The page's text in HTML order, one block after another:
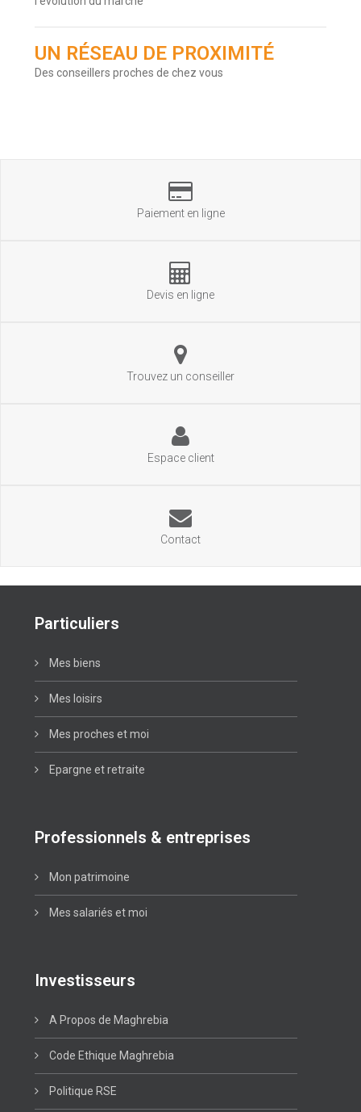
UN RÉSEAU DE PROXIMITÉ
Des conseillers proches de chez vous
Paiement en ligne
Devis en ligne
Trouvez un conseiller
Espace client
Contact
Particuliers
Mes biens
Mes loisirs
Mes proches et moi
Epargne et retraite
Professionnels & entreprises
Mon patrimoine
Mes salariés et moi
Investisseurs
A Propos de Maghrebia
Code Ethique Maghrebia
Politique RSE